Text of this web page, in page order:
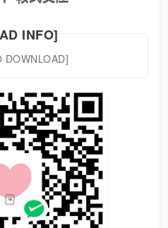
INFO]
DOWNLOAD]